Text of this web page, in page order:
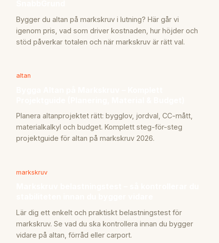
Bygger du altan på markskruv i lutning? Här går vi
igenom pris, vad som driver kostnaden, hur höjder och
stöd påverkar totalen och när markskruv är rätt val.
altan
Planera altanprojektet rätt: bygglov, jordval, CC-mått,
materialkalkyl och budget. Komplett steg-för-steg
projektguide för altan på markskruv 2026.
markskruv
Lär dig ett enkelt och praktiskt belastningstest för
markskruv. Se vad du ska kontrollera innan du bygger
vidare på altan, förråd eller carport.